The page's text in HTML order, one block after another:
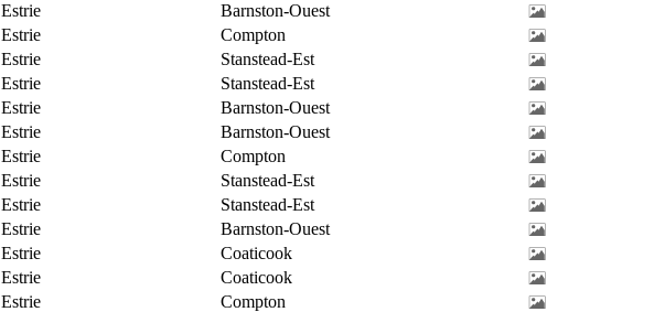
Estrie
Barnston-Ouest
Estrie
Compton
Estrie
Stanstead-Est
Estrie
Stanstead-Est
Estrie
Barnston-Ouest
Estrie
Barnston-Ouest
Estrie
Compton
Estrie
Stanstead-Est
Estrie
Stanstead-Est
Estrie
Barnston-Ouest
Estrie
Coaticook
Estrie
Coaticook
Estrie
Compton